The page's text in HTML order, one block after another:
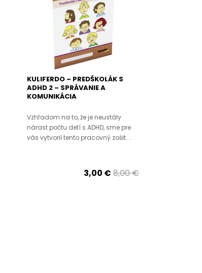
KULIFERDO – PREDŠKOLÁK S
ADHD 2 – SPRÁVANIE A
KOMUNIKÁCIA
Vzhľadom na to, že je neustály
nárast počtu detí s ADHD, sme pre
vás vytvoril tento pracovný zošit. ..
3,00 € 8,00 €